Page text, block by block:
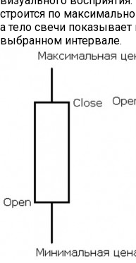
строится по
а тело свечи
выбранном интервале.